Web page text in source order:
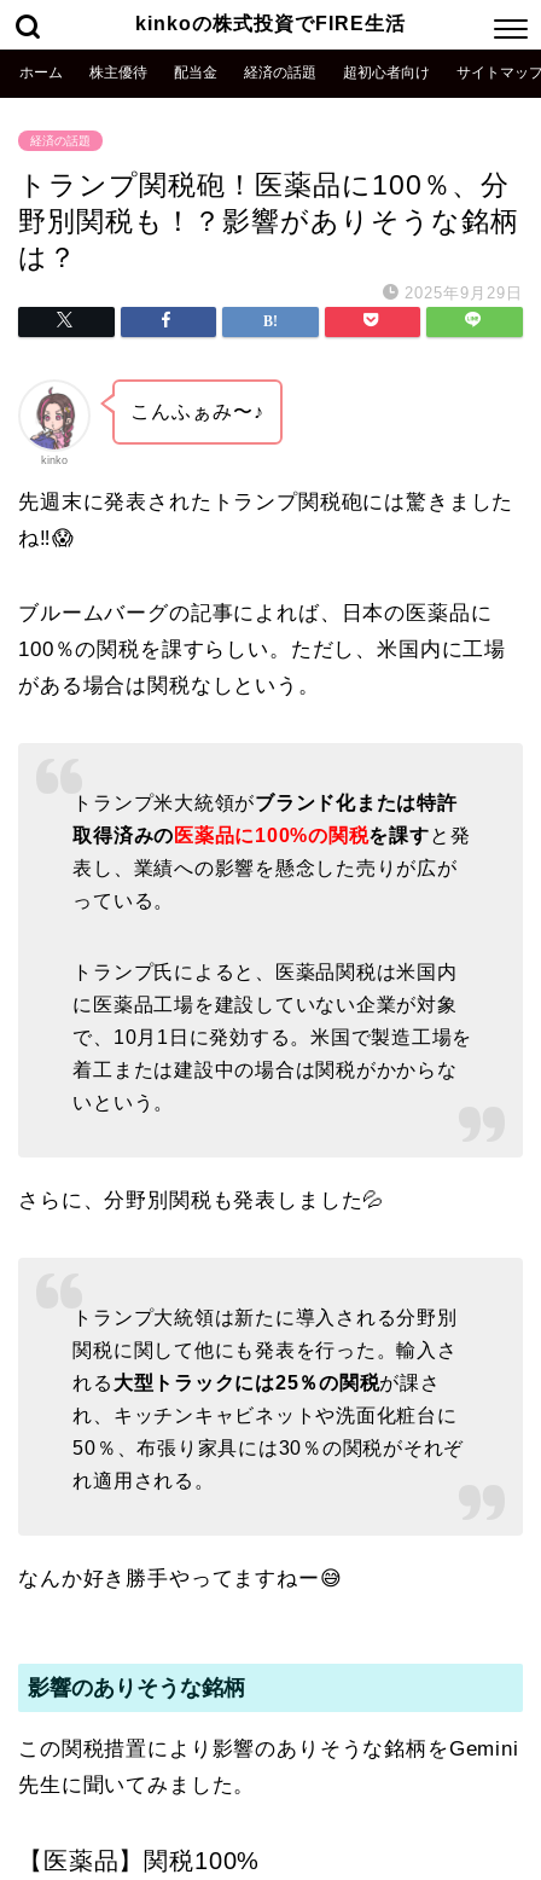
kinkoの株式投資でFIRE生活
ホーム 株主優待 配当金 経済の話題 超初心者向け サイトマッ
経済の話題
トランプ関税砲！医薬品に100％、分
野別関税も！？影響がありそうな銘柄
は？
2025年9月29日
kinko
こんふぁみ〜♪
先週末に発表されたトランプ関税砲には驚きました
ね‼️😱
ブルームバーグの記事によれば、日本の医薬品に
100％の関税を課すらしい。ただし、米国内に工場
がある場合は関税なしという。
トランプ米大統領がブランド化または特許
取得済みの 医薬品に100%の関税を課すと発
表し、業績への影響を懸念した売りが広が
っている。
トランプ氏によると、医薬品関税は米国内
に医薬品工場を建設していない企業が対象
で、10月1日に発効する。米国で製造工場を
着工または建設中の場合は関税がかからな
いという。
さらに、分野別関税も発表しました💦
トランプ大統領は新たに導入される分野別
関税に関して他にも発表を行った。輸入さ
れる 大型トラックには25％の関税が課さ
れ、キッチンキャビネットや洗面化粧台に
50％、布張り家具には30％の関税がそれぞ
れ適用される。
なんか好き勝手やってますねー😅
影響のありそうな銘柄
この関税措置により影響のありそうな銘柄をGemini
先生に聞いてみました。
【医薬品】関税100%